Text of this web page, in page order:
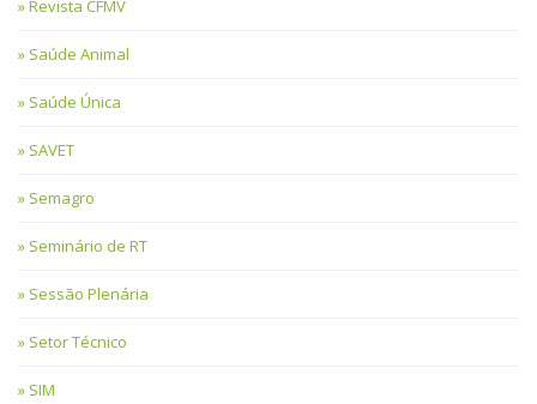
Revista CFMV
Saúde Animal
Saúde Única
SAVET
Semagro
Seminário de RT
Sessão Plenária
Setor Técnico
SIM